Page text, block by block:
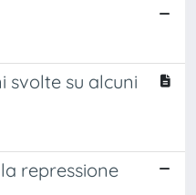
svolte su alcuni
repressione